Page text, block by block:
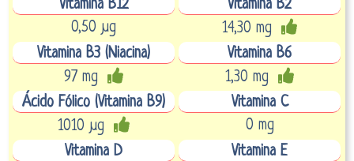
Vitamina B12
Vitamina B2
0,50 µg
14,30 mg
Vitamina B3 (Niacina)
Vitamina B6
97 mg
1,30 mg
Ácido Fólico (Vitamina B9)
Vitamina C
1010 µg
0 mg
Vitamina D
Vitamina E